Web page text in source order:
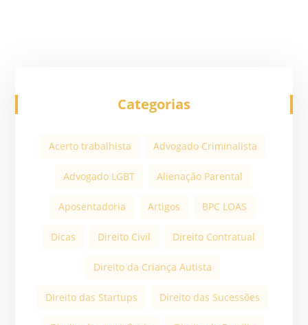
Categorias
Acerto trabalhista Advogado Criminalista
Advogado LGBT Alienação Parental
Aposentadoria Artigos BPC LOAS
Dicas Direito Civil Direito Contratual
Direito da Criança Autista
DIreito das Startups Direito das Sucessões